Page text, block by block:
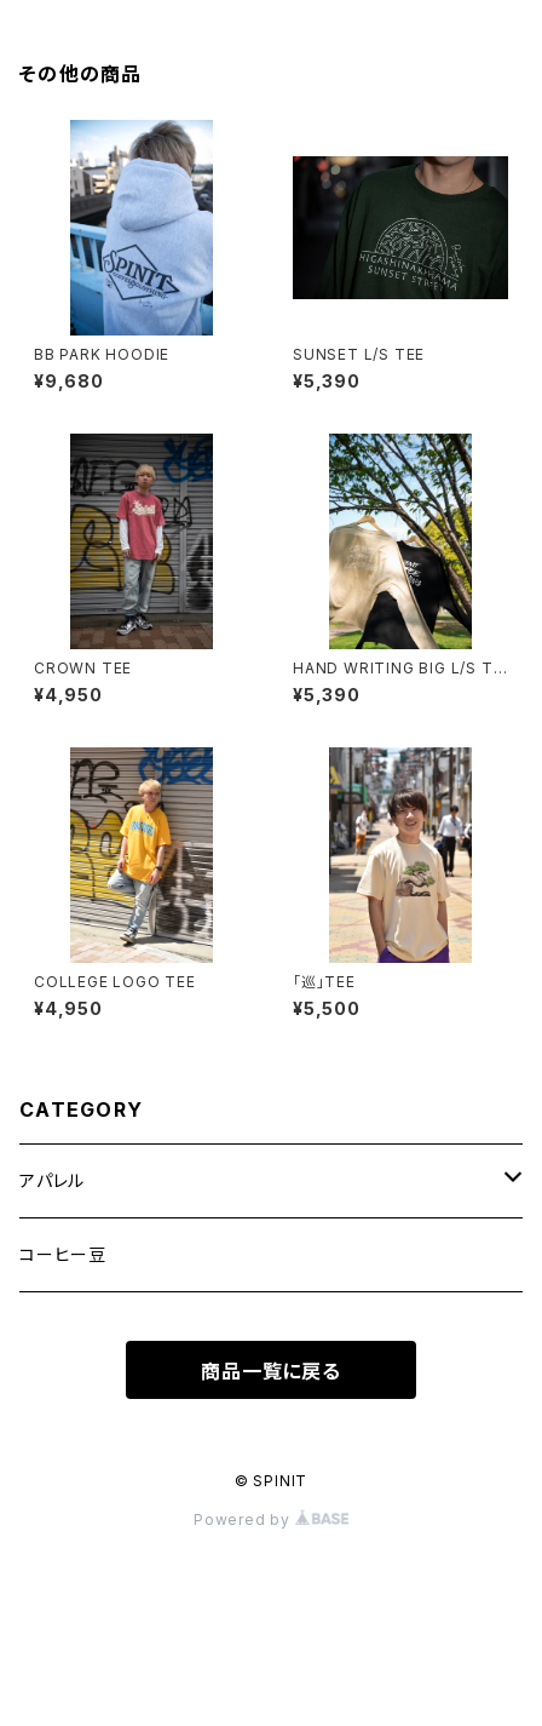
その他の商品
BB PARK HOODIE
¥9,680
SUNSET L/S TEE
¥5,390
CROWN TEE
¥4,950
HAND WRITING BIG L/S TE
E
¥5,390
COLLEGE LOGO TEE
¥4,950
「巡」TEE
¥5,500
CATEGORY
アパレル
半袖Tシャツ
ヘッドウェアー
コーヒー豆
商品一覧に戻る
© SPINIT
Powered by